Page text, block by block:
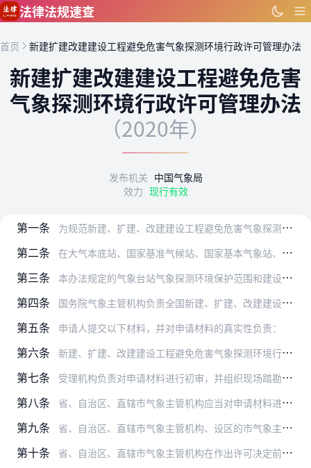
跳到主要内容
法律法规速查
首页 新建扩建改建建设工程避免危害气象探测环境行政许可管理办法
新建扩建改建建设工程避免危害
气象探测环境行政许可管理办法
（2020年）
发布机关 中国气象局
效力 现行有效
第一条 为规范新建、扩建、改建建设工程避免危害气象探测环境行政许可行为，保护公民、法人和其他组织的合法权益，保障和监督气象主管机构有效实施行政管理，根据《中华人民共和国…
第二条 在大气本底站、国家基准气候站、国家基本气象站、国家一般气象站、高空气象观测站、天气雷达站、气象卫星地面站气象探测环境保护范围内实施新建、扩建、改建建设工程避免危…
第三条 本办法规定的气象台站气象探测环境保护范围和建设工程类别应当按照相应的气象台站气象探测环境保护和建设工程的有关法律法规和国家标准执行。
第四条 国务院气象主管机构负责全国新建、扩建、改建建设工程避免危害气象探测环境行政许可的监督管理。
第五条 申请人提交以下材料，并对申请材料的真实性负责：
第六条 新建、扩建、改建建设工程避免危害气象探测环境行政许可的申请由设区的市气象主管机构或者省直管县（市）气象主管机构受理。
第七条 受理机构负责对申请材料进行初审，并组织现场踏勘。现场踏勘应当通知申请人或者其代理人到场，申请人或者其代理人应当在现场踏勘记录表上签署明确意见。
第八条 省、自治区、直辖市气象主管机构应当对申请材料进行全面审查，必要时可组织现场复查和专家论证。经审查符合有关法律法规和标准要求的，应当在收到全部申请材料和初审意见之…
第九条 省、自治区、直辖市气象主管机构、设区的市气象主管机构或者省直管县（市）气象主管机构在审批过程中需要按照《中华人民共和国行政许可法》第四十五条规定进行技术审查（含…
第十条 省、自治区、直辖市气象主管机构在作出许可决定前，应当告知申请人、利害关系人享有要求听证的权利。申请人要求听证的，应当自接到告知听证通知之日起五个工作日内以书面形…